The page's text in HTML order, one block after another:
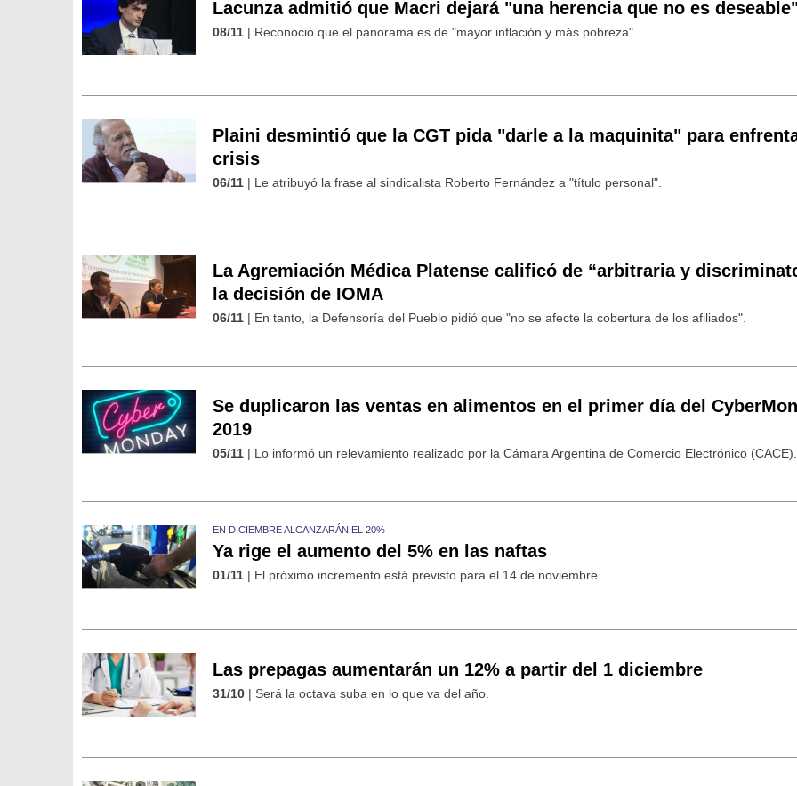
Lacunza admitió que Macri dejará "una herencia que no es
08/11 | Reconoció que el panorama es de "mayor inflación y más pobreza".
Plaini desmintió que la CGT pida "darle a la maquinita" para
crisis
06/11 | Le atribuyó la frase al sindicalista Roberto Fernández a "título personal".
La Agremiación Médica Platense calificó de “arbitraria y
la decisión de IOMA
06/11 | En tanto, la Defensoría del Pueblo pidió que "no se afecte la cobertura de los afiliados".
Se duplicaron las ventas en alimentos en el primer día del
2019
05/11 | Lo informó un relevamiento realizado por la Cámara Argentina de Comercio Electrónico (CACE).
EN DICIEMBRE ALCANZARÁN EL 20%
Ya rige el aumento del 5% en las naftas
01/11 | El próximo incremento está previsto para el 14 de noviembre.
Las prepagas aumentarán un 12% a partir del 1 diciembre
31/10 | Será la octava suba en lo que va del año.